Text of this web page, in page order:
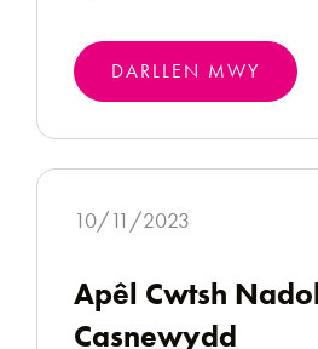
DARLLEN MWY
10/11/2023
Apêl Cwtsh
Casnewydd